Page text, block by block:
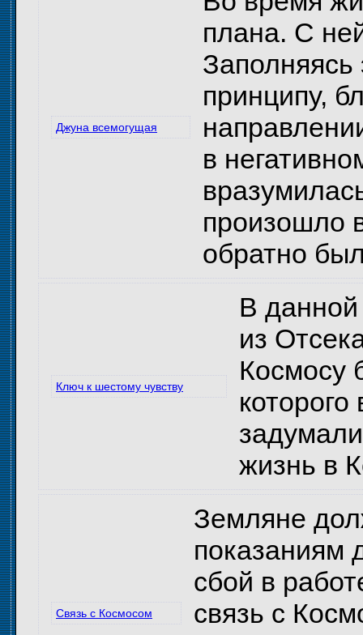
Джуна всемогущая
плана. С
принципу,
в
произошло
обратно
Ключ к шестому чувству
В данной
из
Космосу
жизнь в
Связь с Космосом
Земляне
показаниям
сбой в
связь с